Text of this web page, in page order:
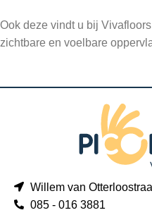
Ook deze vindt u bij
zichtbare en voelbare
Willem van
085 - 016 3881